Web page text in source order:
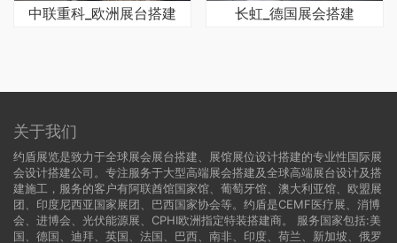
中联重科_欧洲展台搭建 长虹_德国展会搭建
关于我们
约盾展览是致力于全球展会展台搭建、展馆展位设计搭建的专业性国际展
会设计搭建公司。专注服务于大型高端展会搭建及全球高端展台设计及搭
建施工，服务的客户有阿联酋馆国家馆、葡萄牙馆、澳大利亚馆、欧盟展
团、印度尼西亚国家展团、巴西国家协会等。约盾是CEMF医疗展、消博
会、进博会、光伏能源展、CPHI欧洲指定特装搭建商。 服务国家包括:美
国
德国 、迪拜、英国、法国、巴西、南非、印度、荷兰、新加坡、俄罗